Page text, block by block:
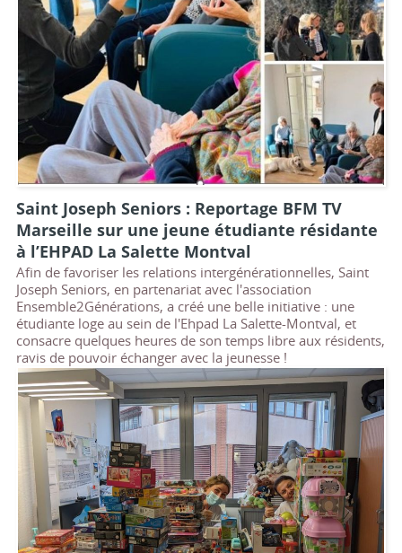
Saint Joseph Seniors : Reportage BFM TV
Marseille sur une jeune étudiante résidante
à l’EHPAD La Salette Montval
Afin de favoriser les relations intergénérationnelles, Saint
Joseph Seniors, en partenariat avec l'association
Ensemble2Générations, a créé une belle initiative : une
étudiante loge au sein de l'Ehpad La Salette-Montval, et
consacre quelques heures de son temps libre aux résidents,
ravis de pouvoir échanger avec la jeunesse !